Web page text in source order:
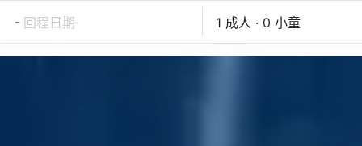
- 回程日期 1 成人 · 0 小童